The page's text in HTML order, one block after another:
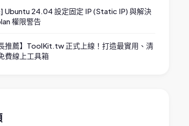
Ubuntu 24.04 設定固定 IP (Static IP) 與解決
權限警告
長推薦】ToolKit.tw 正式上線！打造最實用、清
費線上工具箱